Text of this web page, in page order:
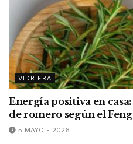
VIDRIERA
Energía positiva en
de romero según el
5 MAYO - 2026